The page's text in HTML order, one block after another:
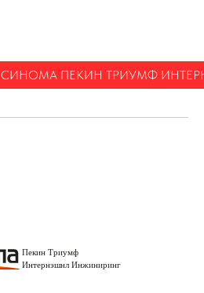
СИНОМА ПЕКИН ТРИУМФ